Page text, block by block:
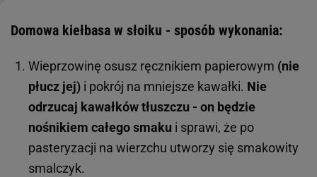
Domowa kiełbasa w słoiku - sposób wykonania:
Wieprzowinę osusz ręcznikiem papierowym (nie
płucz jej) i pokrój na mniejsze kawałki. Nie
odrzucaj kawałków tłuszczu - on będzie
nośnikiem całego smaku i sprawi, że po
pasteryzacji na wierzchu utworzy się smakowity
smalczyk.